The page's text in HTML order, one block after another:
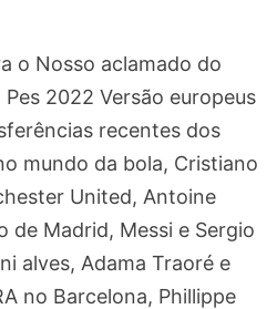
o Nosso aclamado do
2022 Versão europeus
recentes dos
mundo da bola, Cristiano
United, Antoine
de Madrid, Messi e Sergio
alves, Adama Traoré e
no Barcelona, Phillippe